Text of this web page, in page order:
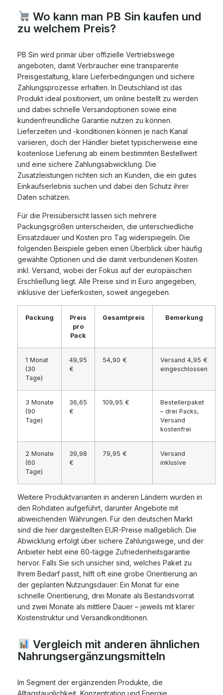
Wo kann man PB Sin kaufen und
zu welchem Preis?
PB Sin wird primär über offizielle Vertriebswege
angeboten, damit Verbraucher eine transparente
Preisgestaltung, klare Lieferbedingungen und sichere
Zahlungsprozesse erhalten. In Deutschland ist das
Produkt ideal positioniert, um online bestellt zu werden
und dabei schnelle Versandoptionen sowie eine
kundenfreundliche Garantie nutzen zu können.
Lieferzeiten und -konditionen können je nach Kanal
variieren, doch der Händler bietet typischerweise eine
kostenlose Lieferung ab einem bestimmten Bestellwert
und eine sichere Zahlungsabwicklung. Die
Zusatzleistungen richten sich an Kunden, die ein gutes
Einkaufserlebnis suchen und dabei den Schutz ihrer
Daten schätzen.
Für die Preisübersicht lassen sich mehrere
Packungsgrößen unterscheiden, die unterschiedliche
Einsatzdauer und Kosten pro Tag widerspiegeln. Die
folgenden Beispiele geben einen Überblick über häufig
gewählte Optionen und die damit verbundenen Kosten
inkl. Versand, wobei der Fokus auf der europäischen
Erschließung liegt. Alle Preise sind in Euro angegeben,
inklusive der Lieferkosten, soweit angegeben.
Packung
Preis
pro
Pack
Gesamtpreis Bemerkung
1 Monat
(30
Tage)
49,95
€
54,90 €
Versand 4,95 €
eingeschlossen
3 Monate
(90
Tage)
36,65
€
109,95 €
Bestellerpaket
– drei Packs,
Versand
kostenfrei
2 Monate
(60
Tage)
39,98
€
79,95 €
Versand
inklusive
Weitere Produktvarianten in anderen Ländern wurden in
den Rohdaten aufgeführt, darunter Angebote mit
abweichenden Währungen. Für den deutschen Markt
sind die hier dargestellten EUR-Preise maßgeblich. Die
Abwicklung erfolgt über sichere Zahlungswege, und der
Anbieter hebt eine 60-tägige Zufriedenheitsgarantie
hervor. Falls Sie sich unsicher sind, welches Paket zu
Ihrem Bedarf passt, hilft oft eine grobe Orientierung an
der geplanten Nutzungsdauer: Ein Monat für eine
schnelle Orientierung, drei Monate als Bestandsvorrat
und zwei Monate als mittlere Dauer – jeweils mit klarer
Kostenstruktur und Versandkonditionen.
Vergleich mit anderen ähnlichen
Nahrungsergänzungsmitteln
Im Segment der ergänzenden Produkte, die
Alltagstauglichkeit, Konzentration und Energie